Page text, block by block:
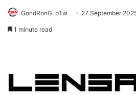
GondRonG. pTw 27 September
1 minute read